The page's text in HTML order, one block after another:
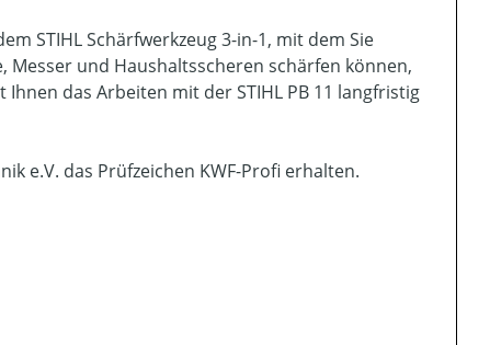
STIHL Schärfwerkzeug 3-in-1, mit dem Sie
Messer und Haushaltsscheren schärfen können,
das Arbeiten mit der STIHL PB 11 langfristig
e.V. das Prüfzeichen KWF-Profi erhalten.